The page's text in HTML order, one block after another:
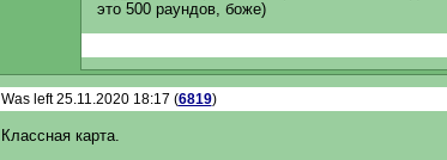
это 500 раундов, боже)
Was left 25.11.2020 18:17 (6819)
Классная карта.